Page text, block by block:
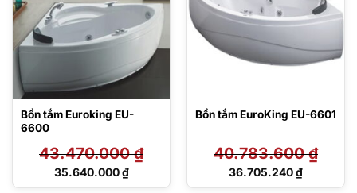
Bồn tắm Euroking EU-
6600
43.470.000₫
Giá
35.640.000₫
Giá
Bồn tắm EuroKing EU-6601
40.783.600₫
Giá
36.705.240₫
Giá